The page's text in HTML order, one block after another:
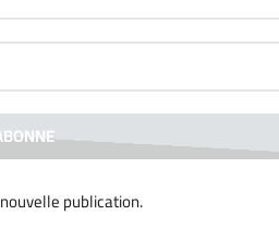
nouvelle publication.